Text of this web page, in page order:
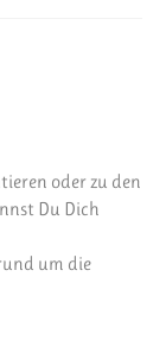
oder zu den
Du Dich
um die